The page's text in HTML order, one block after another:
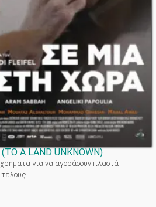
A LAND UNKNOWN)
για να αγοράσουν πλαστά
...